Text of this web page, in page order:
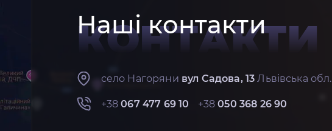
Наші контакти
КОНТАКТИ
село Нагоряни вул Садова, 13 Львівська обл.
+38067 477 69 10 +38050 368 26 90